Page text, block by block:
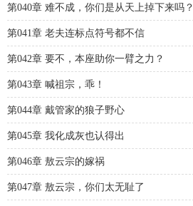
第040章 难不成，你们是从天上掉下来吗？
第041章 老夫连标点符号都不信
第042章 要不，本座助你一臂之力？
第043章 喊祖宗，乖！
第044章 戴管家的狼子野心
第045章 我化成灰也认得出
第046章 敖云宗的嫁祸
第047章 敖云宗，你们太无耻了